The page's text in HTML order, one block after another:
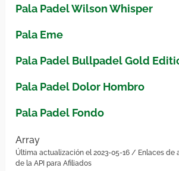
Pala Padel Wilson Whisper
Pala Eme
Pala Padel Bullpadel Gold
Pala Padel Dolor Hombro
Pala Padel Fondo
Array
Última actualización el 2023-05-16 / Enlaces de
de la API para Afiliados